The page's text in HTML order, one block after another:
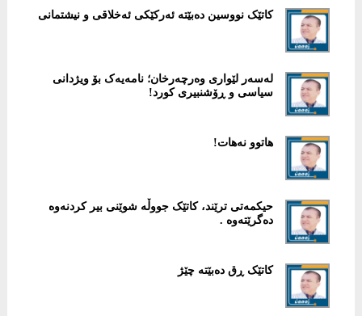
کاتێک نووسین دەبێتە ئەرکێکی ئەخلاقی و نیشتمانی
لەسەر لێواری وەرچەرخان؛ نامەیەک بۆ ویژدانی
سیاسی و ڕۆشنبیری کورد!
هاتوو نەهات!
حیکمەتی ترێند، کاتێک جووڵە شوێنی بیر کردنەوە
دەگرێتەوە .
کاتێک ڕق دەبێتە چێژ